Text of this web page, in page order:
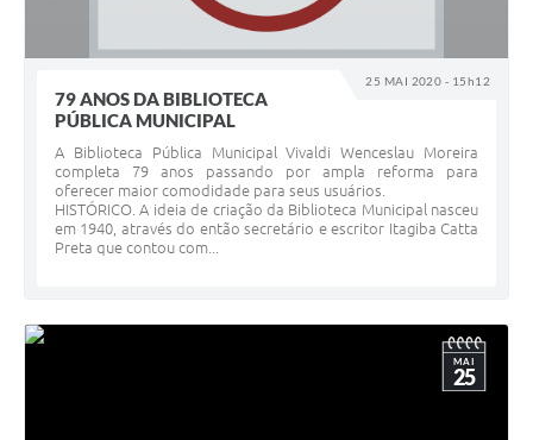
25 MAI 2020 - 15h12
79 ANOS DA BIBLIOTECA
PÚBLICA MUNICIPAL
A Biblioteca Pública Municipal Vivaldi Wenceslau Moreira
completa 79 anos passando por ampla reforma para
oferecer maior comodidade para seus usuários.
HISTÓRICO. A ideia de criação da Biblioteca Municipal nasceu
em 1940, através do então secretário e escritor Itagiba Catta
Preta que contou com...
MAI
25